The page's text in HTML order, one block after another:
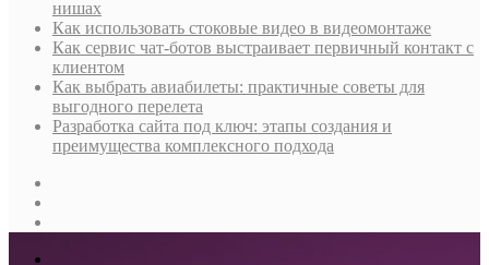
нишах
Как использовать стоковые видео в видеомонтаже
Как сервис чат-ботов выстраивает первичный контакт с
клиентом
Как выбрать авиабилеты: практичные советы для
выгодного перелета
Разработка сайта под ключ: этапы создания и
преимущества комплексного подхода